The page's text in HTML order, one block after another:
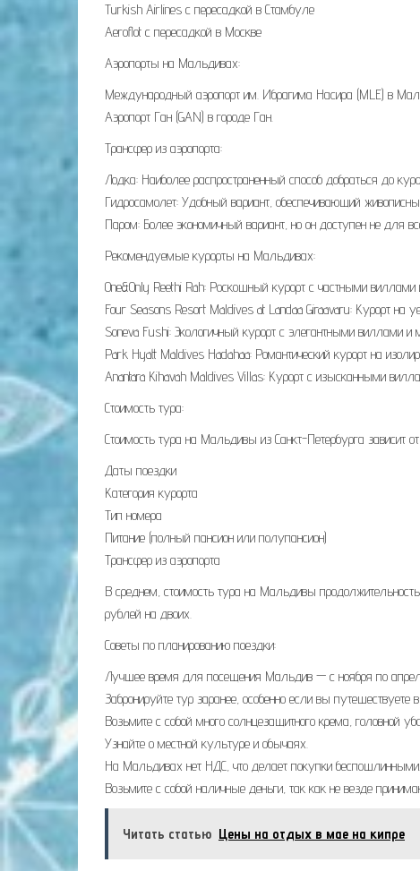
Turkish Airlines с пересадкой в Стамбуле
Aeroflot с пересадкой в Москве
Аэропорты на Мальдивах:
Международный аэропорт им. Ибрагима Насира (MLE) в
Аэропорт Ган (GAN) в городе Ган.
Трансфер из аэропорта:
Лодка: Наиболее распространенный способ добраться до
Гидросамолет: Удобный вариант, обеспечивающий
Паром: Более экономичный вариант, но он доступен не для
Рекомендуемые курорты на Мальдивах:
One&Only Reethi Rah: Роскошный курорт с частными
Four Seasons Resort Maldives at Landaa Giraavaru: Курорт
Soneva Fushi: Экологичный курорт с элегантными виллами и
Park Hyatt Maldives Hadahaa: Романтический курорт на
Anantara Kihavah Maldives Villas: Курорт с изысканными
Стоимость тура:
Стоимость тура на Мальдивы из Санкт-Петербурга зависит
Даты поездки
Категория курорта
Тип номера
Питание (полный пансион или полупансион)
Трансфер из аэропорта
В среднем, стоимость тура на Мальдивы
рублей на двоих.
Советы по планированию поездки:
Лучшее время для посещения Мальдив — с ноября по
Забронируйте тур заранее, особенно если вы путешествуете
Возьмите с собой много солнцезащитного крема, головной
Узнайте о местной культуре и обычаях.
На Мальдивах нет НДС, что делает покупки беспошлинными.
Возьмите с собой наличные деньги, так как не везде
Читать статью Цены на отдых в мае на кипре